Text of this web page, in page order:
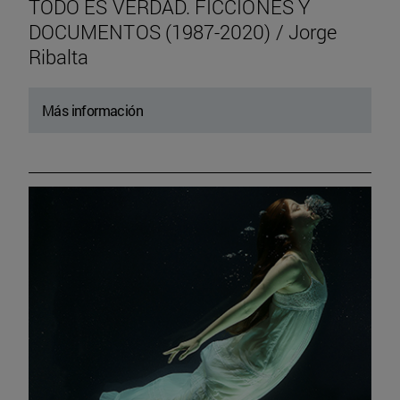
TODO ES VERDAD. FICCIONES Y
DOCUMENTOS (1987-2020) / Jorge
Ribalta
Más información